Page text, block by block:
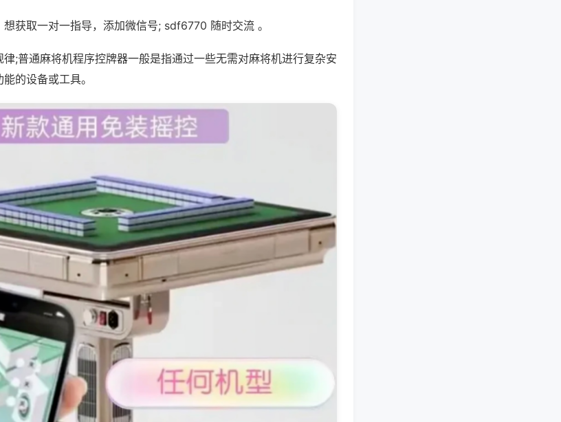
获取一对一指导，添加微信号; sdf6770 随时交流 。
;普通麻将机程序控牌器一般是指通过一些无需对麻将机进行复杂安
的设备或工具。